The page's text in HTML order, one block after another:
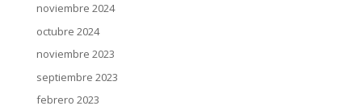
noviembre 2024
octubre 2024
noviembre 2023
septiembre 2023
febrero 2023